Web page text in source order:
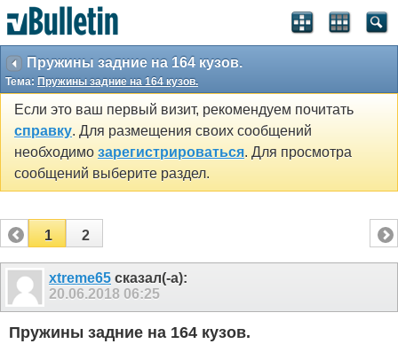
Пружины задние на 164 кузов.
Тема: Пружины задние на 164 кузов.
Если это ваш первый визит, рекомендуем почитать
справку. Для размещения своих сообщений
необходимо зарегистрироваться. Для просмотра
сообщений выберите раздел.
1 2
xtreme65 сказал(-а):
20.06.2018 06:25
Пружины задние на 164 кузов.
SEO by vBSEO ©2011, Crawlability, Inc.